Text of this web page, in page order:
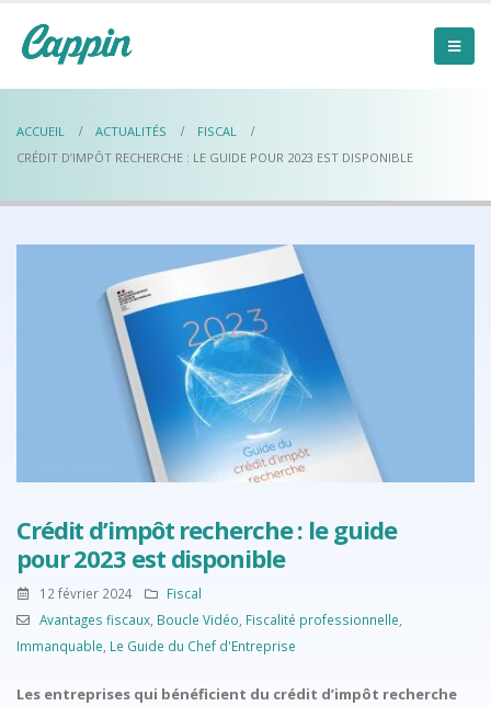
ACCUEIL ACTUALITÉS
FISCAL
CRÉDIT D’IMPÔT RECHERCHE : LE GUIDE POUR 2023 EST DISPONIBLE
Crédit d’impôt recherche : le guide
pour 2023 est disponible
12 février 2024
Fiscal
Avantages fiscaux, Boucle Vidéo Fiscalité professionnelle
Immanquable Le Guide du Chef d'Entreprise
Les entreprises qui bénéficient du crédit d’impôt recherche